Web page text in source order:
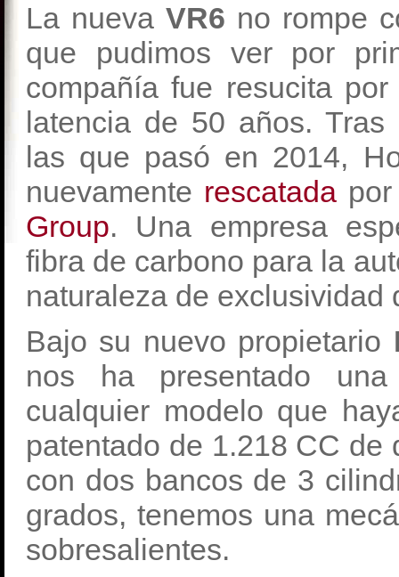
La nueva VR6 no rompe
que pudimos ver por
compañía fue resucita
latencia de 50 años.
las que pasó en 2014,
nuevamente rescatadapor
Group. Una empresa
fibra de carbono para la
naturaleza de
Bajo su nuevo propietario
nos ha presentado
cualquier modelo que
patentado de 1.218 CC
con dos bancos de 3
grados, tenemos una
sobresalientes.